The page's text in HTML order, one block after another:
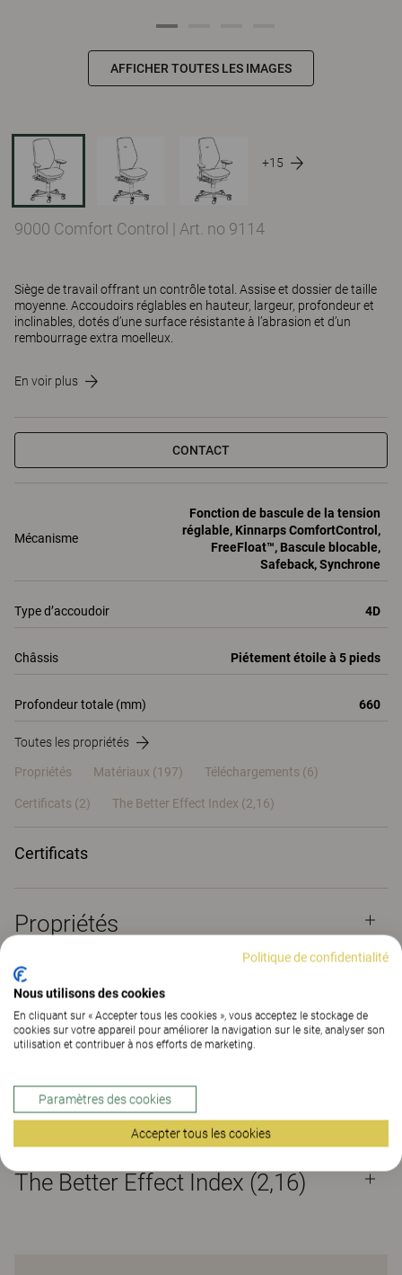
AFFICHER TOUTES LES IMAGES
+15
9000 Comfort Control | Art. no 9114
Siège de travail offrant un contrôle total. Assise et dossier de taille
moyenne. Accoudoirs réglables en hauteur, largeur, profondeur et
inclinables, dotés d’une surface résistante à l’abrasion et d’un
rembourrage extra moelleux.
En voir plus
CONTACT
Mécanisme
Fonction de bascule de la tension
réglable, Kinnarps ComfortControl,
FreeFloat™, Bascule blocable,
Safeback, Synchrone
Type d’accoudoir 4D
Châssis Piétement étoile à 5 pieds
Profondeur totale (mm) 660
Toutes les propriétés
Propriétés Matériaux (197) Téléchargements (6)
Certificats (2) The Better Effect Index (2,16)
Certificats
Propriétés
Matériaux(197)
Téléchargements (6)
Certificats (2)
The Better Effect Index (2,16)
Politique de confidentialité
Nous utilisons des cookies
En cliquant sur « Accepter tous les cookies », vous acceptez le stockage de
cookies sur votre appareil pour améliorer la navigation sur le site, analyser son
utilisation et contribuer à nos efforts de marketing.
Paramètres des cookies
Accepter tous les cookies